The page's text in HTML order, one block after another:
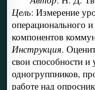
Цель: Измерение
операционального
компонентов
Инструкция.
свои способности
одногруппников,
работе над